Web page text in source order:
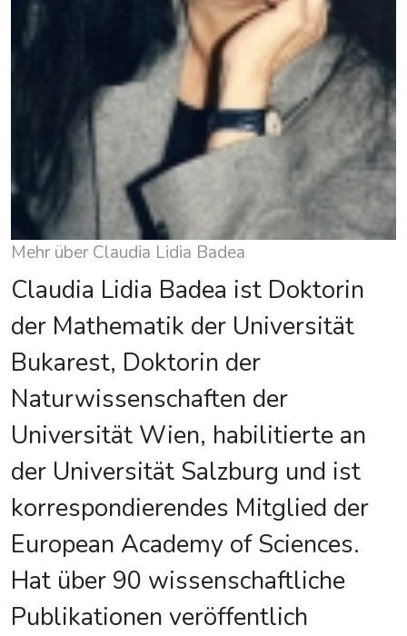
Mehr über Claudia Lidia Badea
Claudia Lidia Badea ist Doktorin
der Mathematik der Universität
Bukarest, Doktorin der
Naturwissenschaften der
Universität Wien, habilitierte an
der Universität Salzburg und ist
korrespondierendes Mitglied der
European Academy of Sciences.
Hat über 90 wissenschaftliche
Publikationen veröffentlich